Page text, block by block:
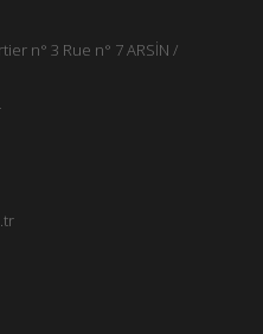
n° 3 Rue n° 7 ARSİN /